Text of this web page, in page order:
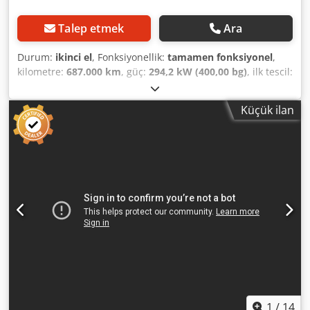
Talep etmek Ara
Durum: ikinci el, Fonksiyonellik: tamamen fonksiyonel,
kilometre: 687.000 km, güç: 294,2 kW (400,00 bg), ilk tescil:
, dingil konfigürasyonu:
mesafesi:3.800 mm, yakıt:dizel, vites türü:mekanik,
emisyon sınıfı:
çelik-hava , yükleme
alanı uzunluğu:
ABS, retarder
Küçük ilan